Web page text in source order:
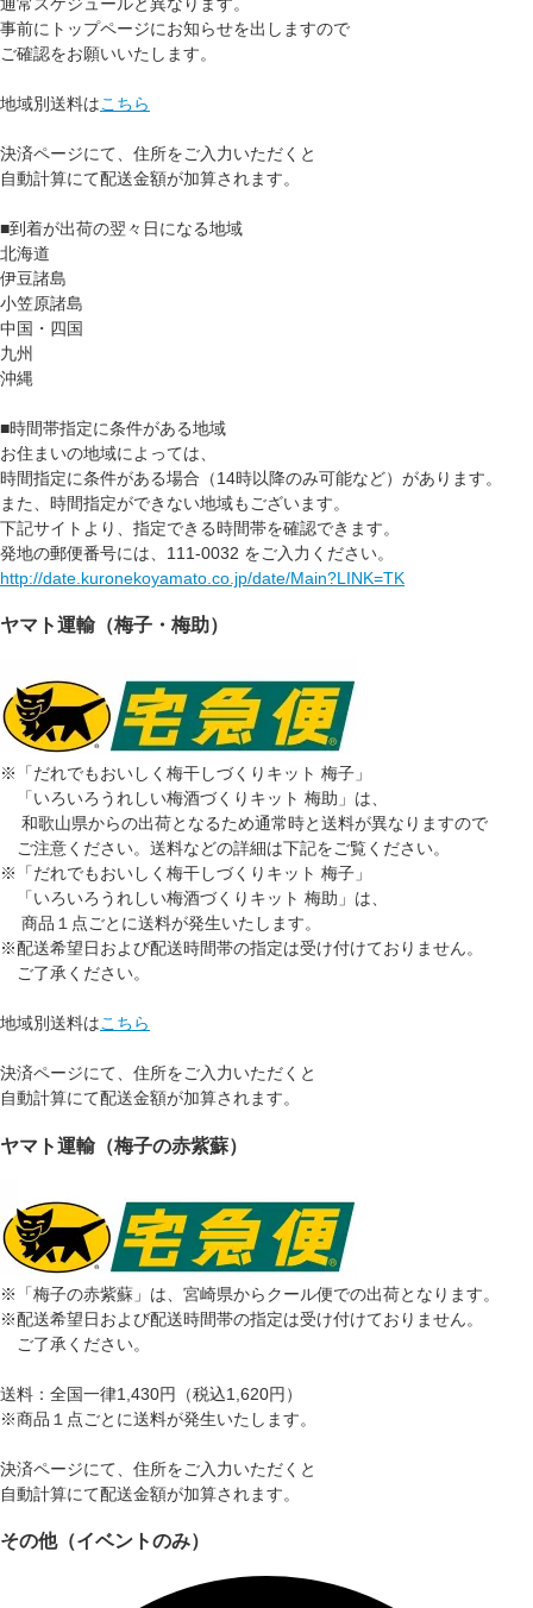
事前にトップページにお知らせを出しますので
ご確認をお願いいたします。
地域別送料はこちら
決済ページにて、住所をご入力いただくと
自動計算にて配送金額が加算されます。
■到着が出荷の翌々日になる地域
北海道
伊豆諸島
小笠原諸島
中国・四国
九州
沖縄
■時間帯指定に条件がある地域
お住まいの地域によっては、
時間指定に条件がある場合（14時以降のみ可能など）があります。
また、時間指定ができない地域もございます。
下記サイトより、指定できる時間帯を確認できます。
発地の郵便番号には、111-0032 をご入力ください。
http://date.kuronekoyamato.co.jp/date/Main?LINK=TK
ヤマト運輸（梅子・梅助）
※「だれでもおいしく梅干しづくりキット 梅子」
「いろいろうれしい梅酒づくりキット 梅助」は、
和歌山県からの出荷となるため通常時と送料が異なりますので
ご注意ください。送料などの詳細は下記をご覧ください。
※「だれでもおいしく梅干しづくりキット 梅子」
「いろいろうれしい梅酒づくりキット 梅助」は、
商品１点ごとに送料が発生いたします。
※配送希望日および配送時間帯の指定は受け付けておりません。
ご了承ください。
地域別送料はこちら
決済ページにて、住所をご入力いただくと
自動計算にて配送金額が加算されます。
ヤマト運輸（梅子の赤紫蘇）
※「梅子の赤紫蘇」は、宮崎県からクール便での出荷となります。
※配送希望日および配送時間帯の指定は受け付けておりません。
ご了承ください。
送料：全国一律1,430円（税込1,620円）
※商品１点ごとに送料が発生いたします。
決済ページにて、住所をご入力いただくと
自動計算にて配送金額が加算されます。
その他（イベントのみ）